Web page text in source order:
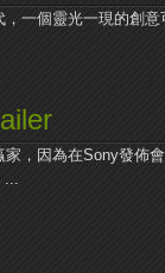
一個靈光一現的創
，因為在Sony發佈
...